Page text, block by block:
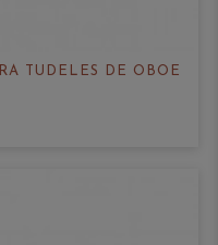
TUDELES DE OBOE